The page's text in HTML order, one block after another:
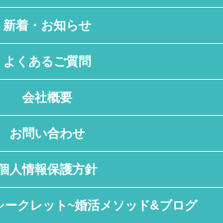
新着・お知らせ
よくあるご質問
会社概要
お問い合わせ
人情報保護方針
ークレット~婚活メソッド&ブログ